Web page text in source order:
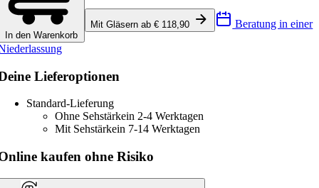
In den Warenkorb
Mit Gläsern ab € 118,90 Beratung in einer
Lieferoptionen
Standard-Lieferung
Ohne Sehstärkein 2-4 Werktagen
Mit Sehstärkein 7-14 Werktagen
kaufen ohne Risiko